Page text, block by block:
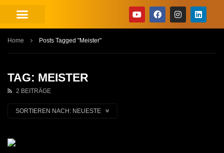
Home Posts Tagged "Meister"
TAG: MEISTER
2 BEITRÄGE
SORTIEREN NACH: NEUESTE